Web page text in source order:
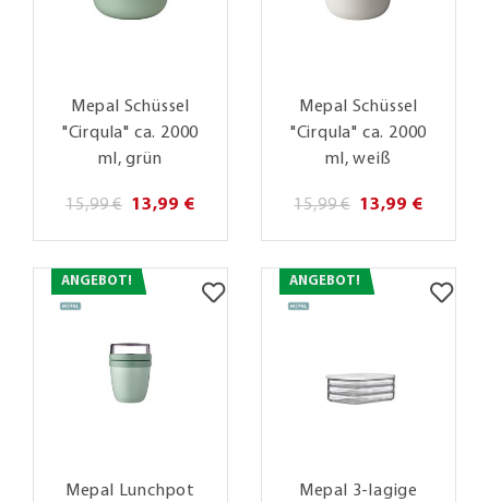
Mepal Schüssel
"Cirqula" ca. 2000
ml, grün
15,99 € 13,99 €
Mepal Schüssel
"Cirqula" ca. 2000
ml, weiß
15,99 € 13,99 €
ANGEBOT!
Mepal Lunchpot
ANGEBOT!
Mepal 3-lagige